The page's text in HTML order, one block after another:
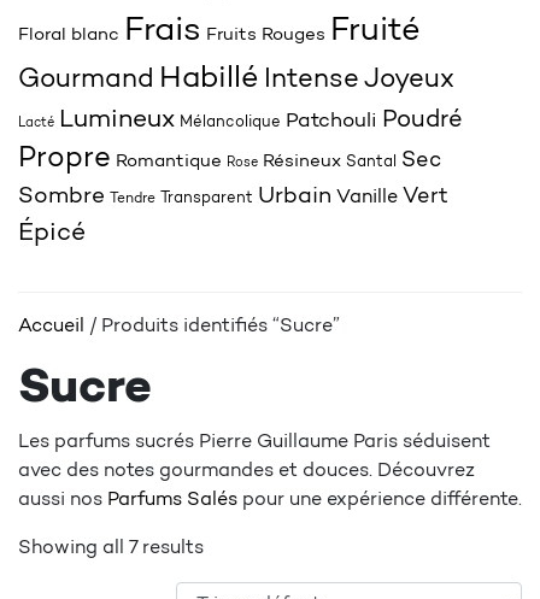
Floral blanc Frais Fruits Rouges Fruité
Gourmand Habillé Intense Joyeux
Lacté Lumineux Mélancolique Patchouli Poudré
Propre Romantique Rose Résineux Santal Sec
Sombre Tendre Transparent Urbain Vanille Vert
Épicé
Accueil / Produits identifiés “Sucre”
Sucre
Les parfums sucrés Pierre Guillaume Paris séduisent
avec des notes gourmandes et douces. Découvrez
aussi nos Parfums Salés pour une expérience différente.
Showing all 7 results